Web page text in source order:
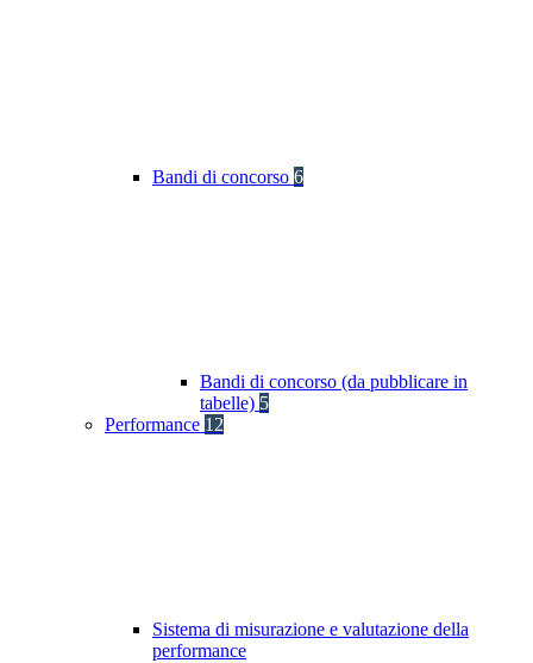
Bandi di concorso 6
Bandi di concorso (da pubblicare in
tabelle) 5
Performance 12
Sistema di misurazione e valutazione della
performance